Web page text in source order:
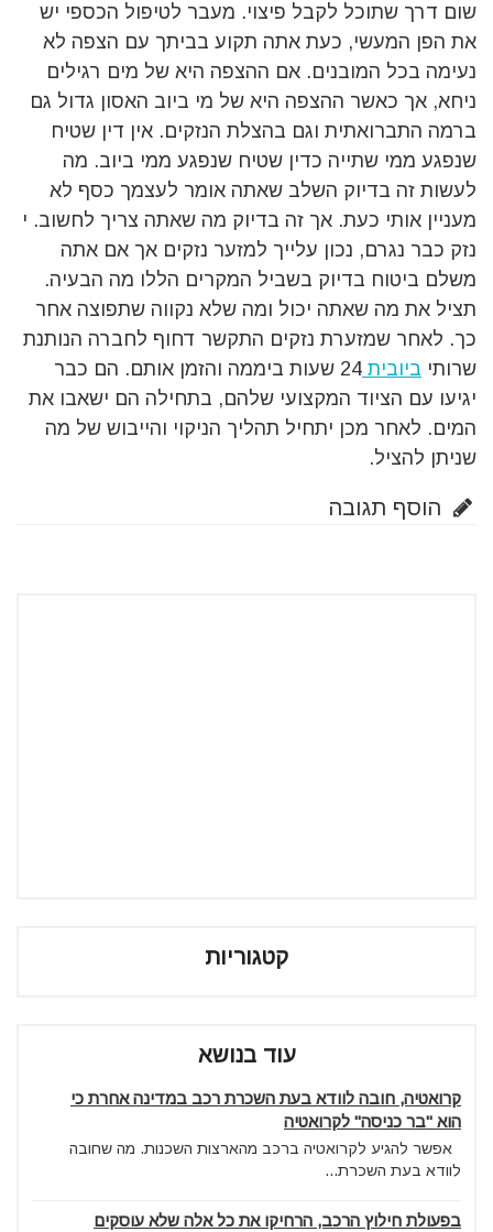
שום דרך שתוכל לקבל פיצוי. מעבר לטיפול הכספי יש
את הפן המעשי, כעת אתה תקוע בביתך עם הצפה לא
נעימה בכל המובנים. אם ההצפה היא של מים רגילים
ניחא, אך כאשר ההצפה היא של מי ביוב האסון גדול גם
ברמה התברואתית וגם בהצלת הנזקים. אין דין שטיח
שנפגע ממי שתייה כדין שטיח שנפגע ממי ביוב. מה
לעשות זה בדיוק השלב שאתה אומר לעצמך כסף לא
מעניין אותי כעת. אך זה בדיוק מה שאתה צריך לחשוב. י
נזק כבר נגרם, נכון עלייך למזער נזקים אך אם אתה
משלם ביטוח בדיוק בשביל המקרים הללו מה הבעיה.
תציל את מה שאתה יכול ומה שלא נקווה שתפוצה אחר
כך. לאחר שמזערת נזקים התקשר דחוף לחברה הנותנת
שרותי ביובית
24 שעות ביממה והזמן אותם. הם כבר
יגיעו עם הציוד המקצועי שלהם, בתחילה הם ישאבו את
המים. לאחר מכן יתחיל תהליך הניקוי והייבוש של מה
שניתן להציל.
הוסף תגובה
קטגוריות
עוד בנושא
קרואטיה, חובה לוודא בעת השכרת רכב במדינה אחרת כי
הוא "בר כניסה" לקרואטיה
אפשר להגיע לקרואטיה ברכב מהארצות השכנות. מה שחובה
לוודא בעת השכרת...
בפעולת חילוץ הרכב, הרחיקו את כל אלה שלא עוסקים